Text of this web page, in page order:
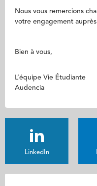
Nous vous remercions
votre engagement
Bien à vous,
L’équipe Vie Étudiante
Audencia
LinkedIn